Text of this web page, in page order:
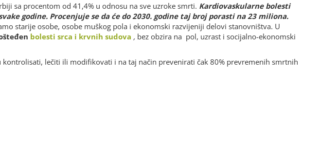
sa procentom od 41,4% u odnosu na sve uzroke smrti. Kardiovaskularne bolesti
godine. Procenjuje se da će do 2030. godine taj broj porasti na 23 miliona.
starije osobe, osobe muškog pola i ekonomski razvijeniji delovi stanovništva. U
bolesti srca i krvnih sudova , bez obzira na pol, uzrast i socijalno-ekonomski
kontrolisati, lečiti ili modifikovati i na taj način prevenirati čak 80% prevremenih smrtnih